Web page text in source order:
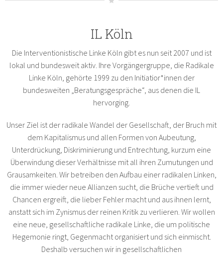
IL Köln
Die Interventionistische Linke Köln gibt es nun seit 2007 und ist
lokal und bundesweit aktiv. Ihre Vorgängergruppe, die Radikale
Linke Köln, gehörte 1999 zu den Initiatior*innen der
bundesweiten „Beratungsgespräche“, aus denen die IL
hervorging.
Unser Ziel ist der radikale Wandel der Gesellschaft, der Bruch mit
dem Kapitalismus und allen Formen von Aubeutung,
Unterdrückung, Diskriminierung und Entrechtung, kurzum eine
Überwindung dieser Verhältnisse mit all ihren Zumutungen und
Grausamkeiten. Wir betreiben den Aufbau einer radikalen Linken,
die immer wieder neue Allianzen sucht, die Brüche vertieft und
Chancen ergreift, die lieber Fehler macht und aus ihnen lernt,
anstatt sich im Zynismus der reinen Kritik zu verlieren. Wir wollen
eine neue, gesellschaftliche radikale Linke, die um politische
Hegemonie ringt, Gegenmacht organisiert und sich einmischt.
Deshalb versuchen wir in gesellschaftlichen